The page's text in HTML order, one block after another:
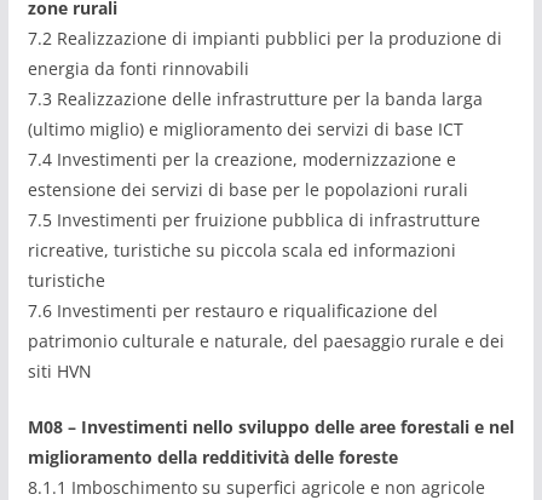
zone rurali
7.2 Realizzazione di impianti pubblici per la produzione di
energia da fonti rinnovabili
7.3 Realizzazione delle infrastrutture per la banda larga
(ultimo miglio) e miglioramento dei servizi di base ICT
7.4 Investimenti per la creazione, modernizzazione e
estensione dei servizi di base per le popolazioni rurali
7.5 Investimenti per fruizione pubblica di infrastrutture
ricreative, turistiche su piccola scala ed informazioni
turistiche
7.6 Investimenti per restauro e riqualificazione del
patrimonio culturale e naturale, del paesaggio rurale e dei
siti HVN
M08 – Investimenti nello sviluppo delle aree forestali e nel
miglioramento della redditività delle foreste
8.1.1 Imboschimento su superfici agricole e non agricole